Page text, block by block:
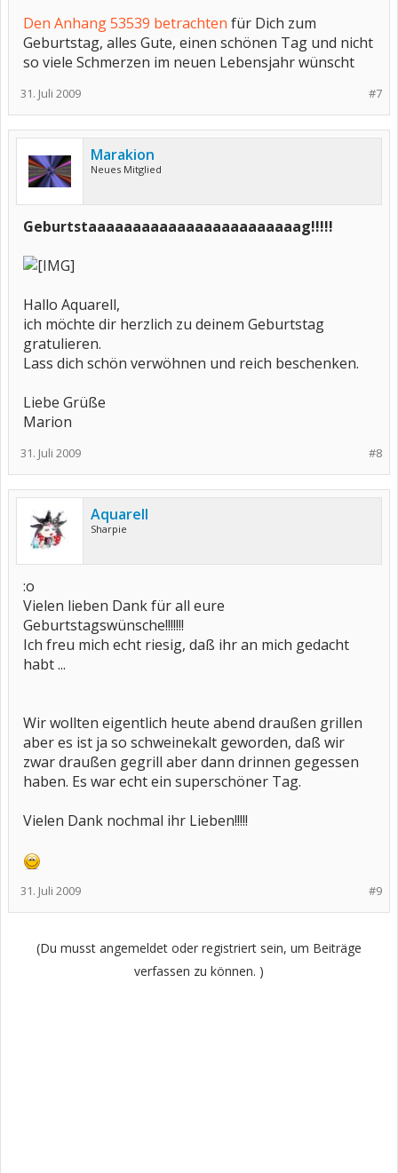
Den Anhang 53539 betrachten für Dich zum
Geburtstag, alles Gute, einen schönen Tag und nicht
so viele Schmerzen im neuen Lebensjahr wünscht
#7
31. Juli 2009
Marakion
Neues Mitglied
Geburtstaaaaaaaaaaaaaaaaaaaaaaaag!!!!!
Hallo Aquarell,
ich möchte dir herzlich zu deinem Geburtstag
gratulieren.
Lass dich schön verwöhnen und reich beschenken.
Liebe Grüße
Marion
#8
31. Juli 2009
Aquarell
Sharpie
:o
Vielen lieben Dank für all eure
Geburtstagswünsche!!!!!!!
Ich freu mich echt riesig, daß ihr an mich gedacht
habt ...
Wir wollten eigentlich heute abend draußen grillen
aber es ist ja so schweinekalt geworden, daß wir
zwar draußen gegrill aber dann drinnen gegessen
haben. Es war echt ein superschöner Tag.
Vielen Dank nochmal ihr Lieben!!!!!
#9
31. Juli 2009
(Du musst angemeldet oder registriert sein, um Beiträge
verfassen zu können. )